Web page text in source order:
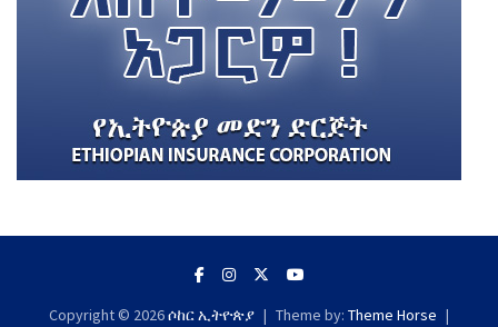
Copyright © 2026ሶከር ኢትዮጵያ Theme by: Theme Horse